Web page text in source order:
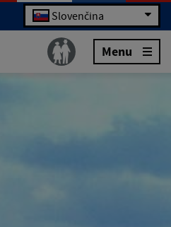
Slovenčina
Menu